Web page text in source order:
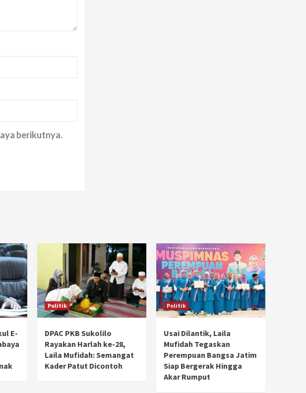
berikutnya.
E-
Politik
DPAC PKB Sukolilo
Rayakan Harlah ke-28,
Laila Mufidah: Semangat
Kader Patut Dicontoh
Politik
Usai Dilantik, Laila
Mufidah Tegaskan
Perempuan Bangsa Jatim
Siap Bergerak Hingga
Akar Rumput